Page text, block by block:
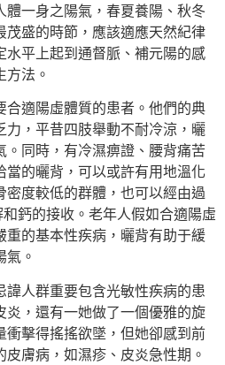
一身之陽氣，春夏養陽、秋冬
茂盛的時節，應該適應天然紀律
水平上起到通督脈、補元陽的感
法。
合適陽虛體質的患者。他們的典
力，平昔四肢舉動不耐冷涼，曬
。同時，有冷濕痹證、腰背痛苦
的曬背，可以或許有用地溫化
密度較低的群體，也可以經由過
鈣的接收。老年人假如合適陽虛
重的基本性疾病，曬背有助于緩
。
諱人群重要包含光敏性疾病的患
炎，還有一她做了一個優雅的旋
衝擊得搖搖欲墜，但她卻感到前
膚病，如濕疹、皮炎急性期。